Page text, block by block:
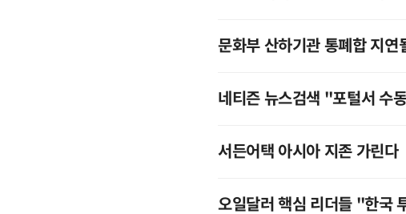
문화부 산하기관 통폐합 지연
네티즌 뉴스검색 "포털서 수
서든어택 아시아 지존 가린다
오일달러 핵심 리더들 "한국